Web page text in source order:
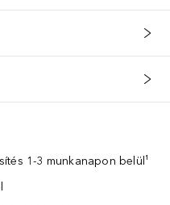
1-3 munkanapon belül¹